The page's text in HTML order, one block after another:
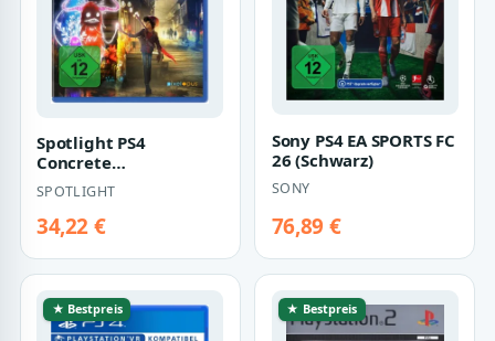
Spotlight PS4
Concrete
Genie/Concrete Genie
SPOTLIGHT
34,22 €
Sony PS4 EA SPORTS FC
26 (Schwarz)
SONY
76,89 €
★ Bestpreis ★ Bestpreis